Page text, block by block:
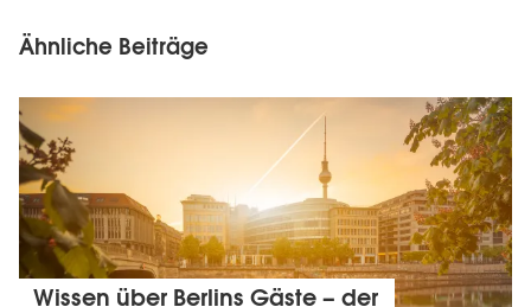
Ähnliche Beiträge
Wissen über Berlins Gäste – der